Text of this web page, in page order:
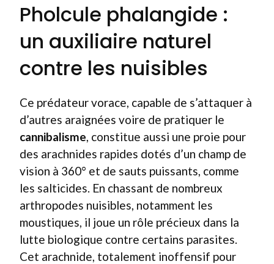
Pholcule phalangide :
un auxiliaire naturel
contre les nuisibles
Ce prédateur vorace, capable de s’attaquer à
d’autres araignées voire de pratiquer le
cannibalisme, constitue aussi une proie pour
des arachnides rapides dotés d’un champ de
vision à 360° et de sauts puissants, comme
les salticides. En chassant de nombreux
arthropodes nuisibles, notamment les
moustiques, il joue un rôle précieux dans la
lutte biologique contre certains parasites.
Cet arachnide, totalement inoffensif pour